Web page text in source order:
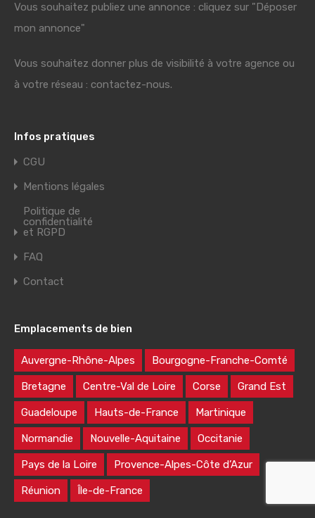
Vous souhaitez publiez une annonce : cliquez sur "Déposer
mon annonce"
Vous souhaitez donner plus de visibilité à votre agence ou
à votre réseau : contactez-nous.
Infos pratiques
CGU
Mentions légales
Politique de
confidentialité
et RGPD
FAQ
Contact
Emplacements de bien
Auvergne-Rhône-Alpes Bourgogne-Franche-Comté
Bretagne Centre-Val de Loire Corse Grand Est
Guadeloupe Hauts-de-France Martinique
Normandie Nouvelle-Aquitaine Occitanie
Pays de la Loire Provence-Alpes-Côte d’Azur
Réunion Île-de-France